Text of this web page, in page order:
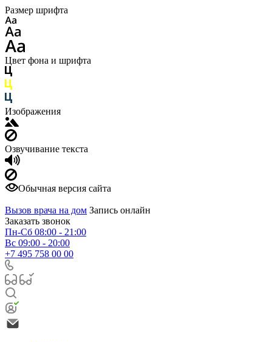
Размер шрифта
Цвет фона и шрифта
Изображения
Озвучивание текста
Обычная версия сайта
Вызов врача на дом Запись онлайн
Заказать звонок
Пн-Сб 08:00 - 21:00
Вс 09:00 - 20:00
+7 495 758 00 00